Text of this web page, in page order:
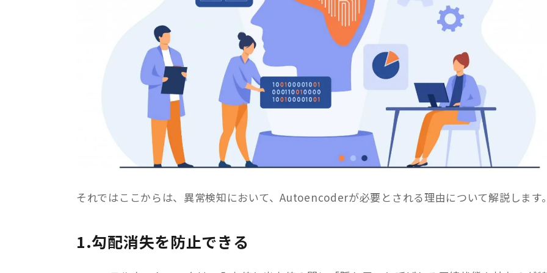
それではここからは、異常検知において、Autoencoderが必要とされる理由について解説します
1.勾配消失を防止できる